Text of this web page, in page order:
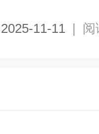
2025-11-11 | 阅